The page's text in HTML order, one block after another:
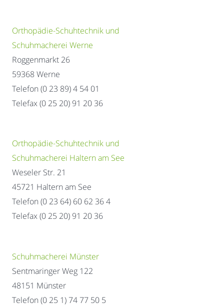
Orthopädie-Schuhtechnik und
Schuhmacherei Werne
Roggenmarkt 26
59368 Werne
Telefon (0 23 89) 4 54 01
Telefax (0 25 20) 91 20 36
Orthopädie-Schuhtechnik und
Schuhmacherei Haltern am See
Weseler Str. 21
45721 Haltern am See
Telefon (0 23 64) 60 62 36 4
Telefax (0 25 20) 91 20 36
Schuhmacherei Münster
Sentmaringer Weg 122
48151 Münster
Telefon (0 25 1) 74 77 50 5